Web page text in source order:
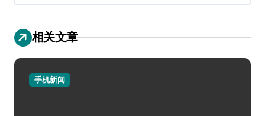
相关文章
手机新闻